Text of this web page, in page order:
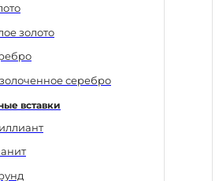
золото
серебро
вставки